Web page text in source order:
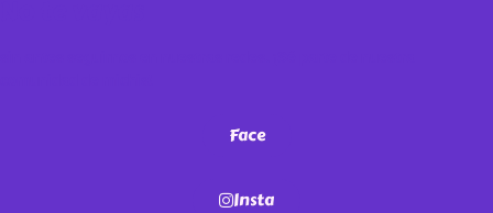
Face
Insta